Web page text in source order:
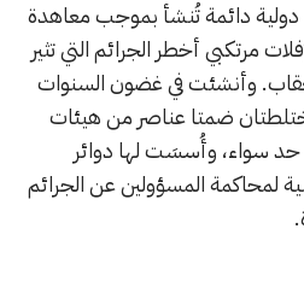
دولية دائمة تُنشأ بموجب معاهدة
مرتكبي أخطر الجرائم التي تثير
وأنشئت في غضون السنوات
ضمتا عناصر من هيئات
سواء، وأُسسَت لها دوائر
لمحاكمة المسؤولين عن الجرائم